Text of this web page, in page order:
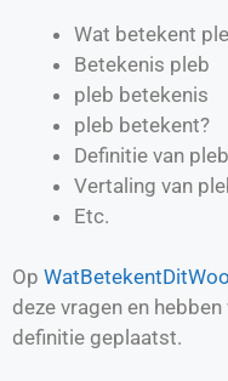
Wat betekent
Betekenis pleb
pleb betekenis
pleb betekent?
Definitie van pleb
Vertaling van
Etc.
Op
deze vragen en
definitie geplaatst.